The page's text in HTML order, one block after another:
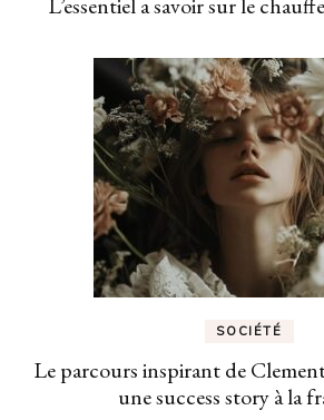
SOCIÉTÉ
Le parcours inspirant de
une success story à la